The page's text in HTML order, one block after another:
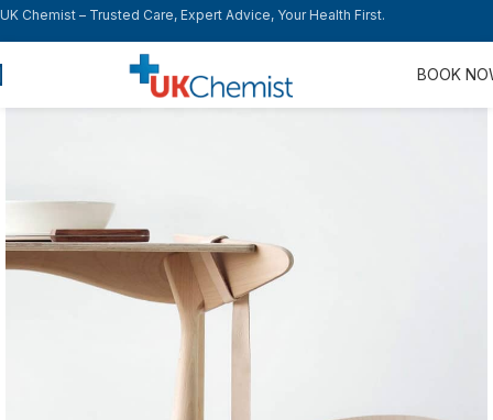
UK Chemist – Trusted Care, Expert Advice, Your Health First.
BOOK